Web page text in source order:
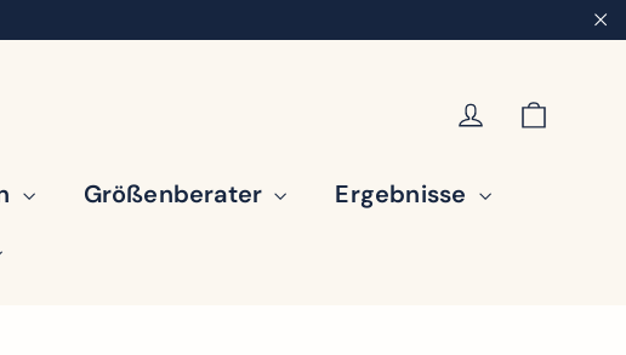
Einloggen
Größenberater
Ergebnisse